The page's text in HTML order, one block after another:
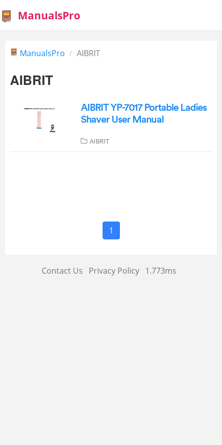
ManualsPro
ManualsPro AIBRIT
AIBRIT
AIBRIT YP-7017 Portable Ladies
Shaver User Manual
AIBRIT
1
Contact Us Privacy Policy 1.773ms